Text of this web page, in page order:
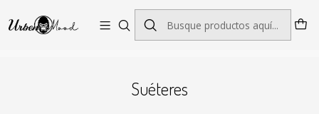
Envío GRATIS desde $60.000 | Entregas rápidas 1–5 días hábiles
Chaquetas y Abrigos Suéteres
Suéteres